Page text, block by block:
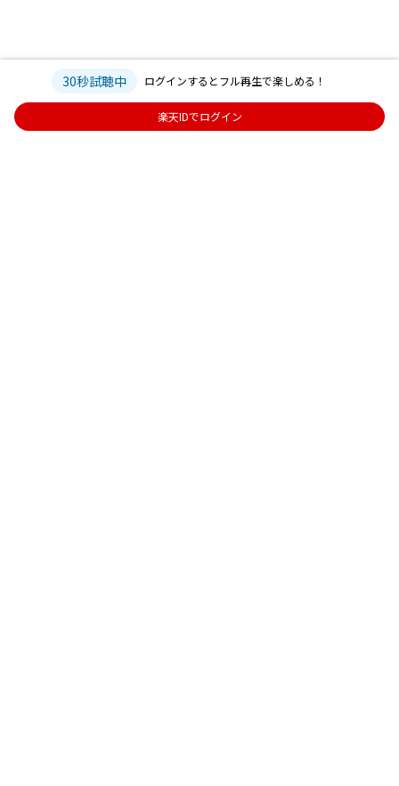
30秒試聴中 ログインするとフル再生で楽しめる！
楽天IDでログイン